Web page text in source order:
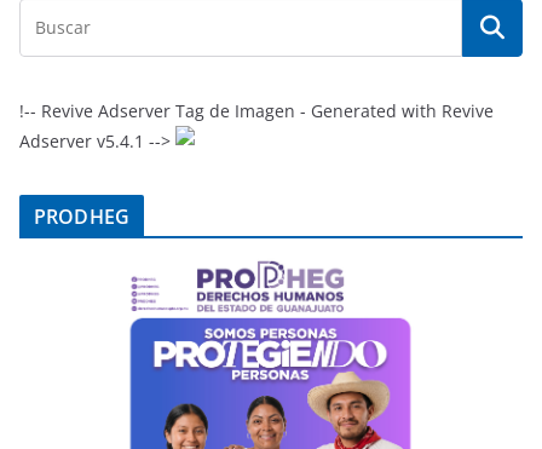
!-- Revive Adserver Tag de Imagen - Generated with Revive
Adserver v5.4.1 -->
PRODHEG